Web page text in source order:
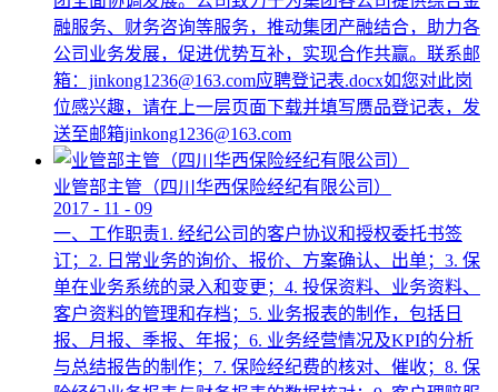
融服务、财务咨询等服务，推动集团产融结合，助力各
公司业务发展，促进优势互补，实现合作共赢。联系邮
箱：jinkong1236@163.com应聘登记表.docx如您对此岗
位感兴趣，请在上一层页面下载并填写赝品登记表，发
送至邮箱jinkong1236@163.com
业管部主管（四川华西保险经纪有限公司）
2017 - 11 - 09
一、工作职责1. 经纪公司的客户协议和授权委托书签
订；2. 日常业务的询价、报价、方案确认、出单；3. 保
单在业务系统的录入和变更；4. 投保资料、业务资料、
客户资料的管理和存档；5. 业务报表的制作，包括日
报、月报、季报、年报；6. 业务经营情况及KPI的分析
与总结报告的制作；7. 保险经纪费的核对、催收；8. 保